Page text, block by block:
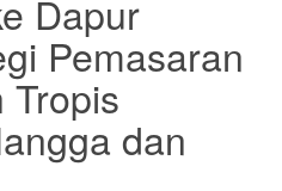
Dapur
Pemasaran
Tropis
dan